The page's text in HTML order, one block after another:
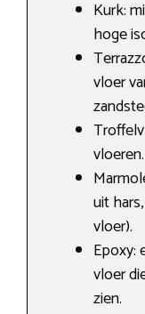
Kurk:
hoge
vloer
vloeren.
uit
vloer).
Epoxy:
vloer
zien.